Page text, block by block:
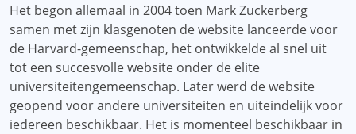
Het begon allemaal in 2004 toen Mark Zuckerberg
samen met zijn klasgenoten de website lanceerde voor
de Harvard-gemeenschap, het ontwikkelde al snel uit
tot een succesvolle website onder de elite
universiteitengemeenschap. Later werd de website
geopend voor andere universiteiten en uiteindelijk voor
iedereen beschikbaar. Het is momenteel beschikbaar in